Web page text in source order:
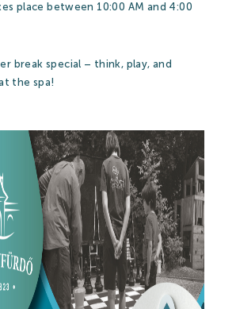
place between 10:00 AM and 4:00
break special – think, play, and
the spa!